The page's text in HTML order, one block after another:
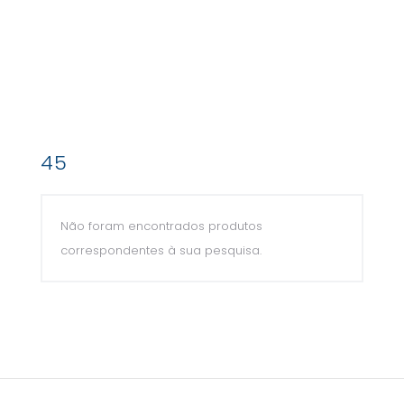
45
Não foram encontrados produtos
correspondentes à sua pesquisa.